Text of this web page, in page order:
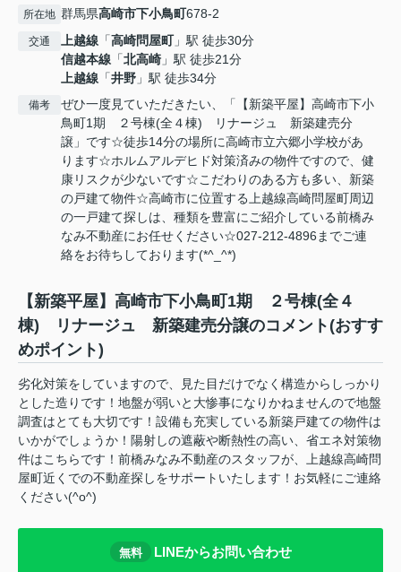
所在地 群馬県高崎市下小鳥町678-2
交通 上越線 「高崎問屋町」駅 徒歩30分
信越本線 「北高崎 」駅 徒歩21分
上越線 「井野 」駅 徒歩34分
備考
ぜひ一度見ていただきたい、「【新築平屋】高崎市下小
鳥町1期 ２号棟(全４棟) リナージュ 新築建売分
譲」です☆徒歩14分の場所に高崎市立六郷小学校があ
ります☆ホルムアルデヒド対策済みの物件ですので、健
康リスクが少ないです☆こだわりのある方も多い、新築
の戸建て物件☆高崎市に位置する上越線高崎問屋町周辺
の一戸建て探しは、種類を豊富にご紹介している前橋み
なみ不動産にお任せください☆027-212-4896までご連
絡をお待ちしております(*^_^*)
【新築平屋】高崎市下小鳥町1期 ２号棟(全４
棟) リナージュ 新築建売分譲のコメント(おすす
めポイント)
劣化対策をしていますので、見た目だけでなく構造からしっかり
とした造りです！地盤が弱いと大惨事になりかねませんので地盤
調査はとても大切です！設備も充実している新築戸建ての物件は
いかがでしょうか！陽射しの遮蔽や断熱性の高い、省エネ対策物
件はこちらです！前橋みなみ不動産のスタッフが、上越線高崎問
屋町近くでの不動産探しをサポートいたします！お気軽にご連絡
ください(^o^)
無料 LINEからお問い合わせ